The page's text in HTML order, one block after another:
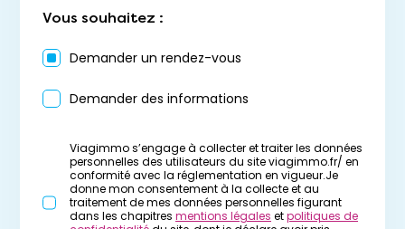
Vous souhaitez :
Demander un rendez-vous
Demander des informations
Viagimmo s’engage à collecter et traiter les données
personnelles des utilisateurs du site viagimmo.fr/ en
conformité avec la réglementation en vigueur.Je
donne mon consentement à la collecte et au
traitement de mes données personnelles figurant
dans les chapitres mentions légales etpolitiques de